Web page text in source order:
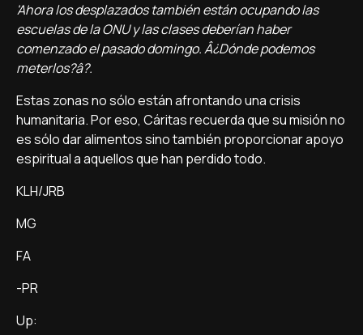
'Ahora los desplazados también están ocupando las
escuelas de la ONU y las clases deberí­an haber
comenzado el pasado domingo. Â¿Dónde podemos
meterlos?â?.
Estas zonas no sólo están afrontando una crisis
humanitaria. Por eso, Cáritas recuerda que su misión no
es sólo dar alimentos sino también proporcionar apoyo
espiritual a aquellos que han perdido todo.
KLH/JRB
MG
FA
-PR
Up: